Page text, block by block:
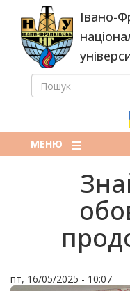
основного
вмісту
Івано-
ПОШУК
МЕНЮ
пт, 16/05/2025 - 10:07